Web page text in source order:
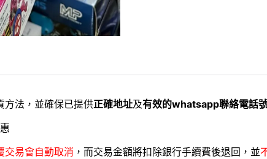
方法，並確保已提供正確地址及有效的whatsapp聯絡電話
交易會自動取消 ，而交易金額將扣除銀行手續費後退回，並